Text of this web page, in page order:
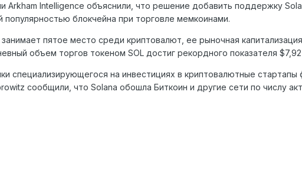
Arkham Intelligence объяснили, что решение добавить поддержку
блокчейна при торговле мемкоинами.
пятое место среди криптовалют, ее рыночная
объем торгов токеном SOL достиг рекордного показателя
специализирующегося на инвестициях в криптовалютные стартапы
сообщили, что Solana обошла Биткоин и другие сети по числу